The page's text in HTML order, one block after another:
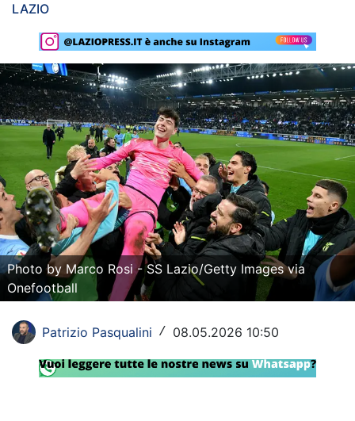
Lazio Women
Rassegna Lazio
Social
Calcio
Serie A
Champions League
Europa League
Altri Sport
Formula 1
Tennis
Vela
LAZIO
Photo by Marco Rosi - SS Lazio/Getty Images via
Onefootball
Patrizio Pasqualini / 08.05.2026 10:50